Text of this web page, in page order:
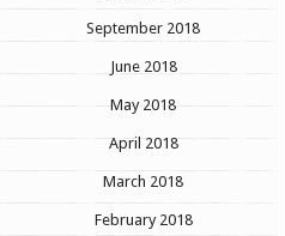
September 2018
June 2018
May 2018
April 2018
March 2018
February 2018